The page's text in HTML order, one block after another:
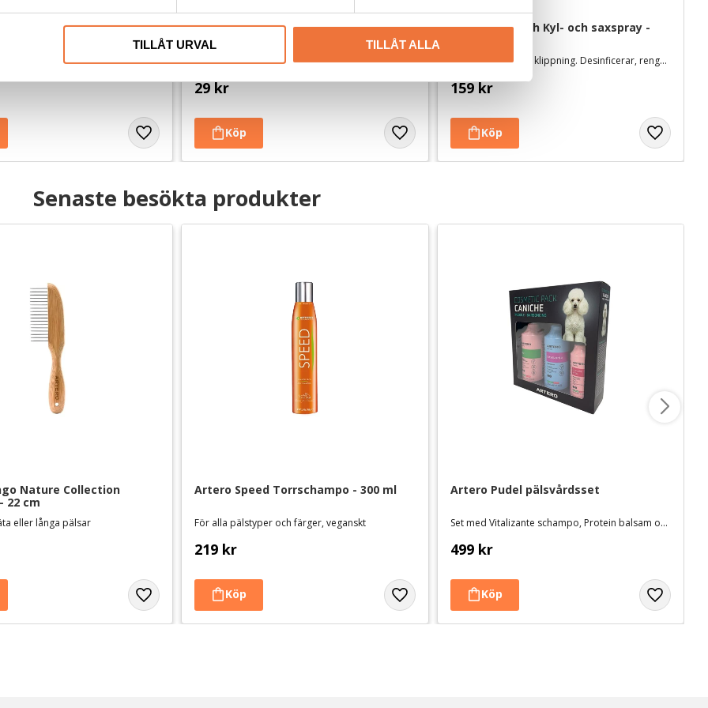
TILLÅT URVAL TILLÅT ALLA
Öronskydd i frotté 3-
ljud. Set med tre storlekar
Dogman bajspåsar med knythandtag
50-pack - Svart
22,5 x 28 cm
29kr
Artero Oil Fresh Kyl- och saxspray -
Kyler skäret under klippning. Desinficerar, rengör och smörjer skär och saxar.
159kr
Senaste besökta produkter
Nature Collection
22 cm
eller långa pälsar
Artero Speed Torrschampo - 300 ml
För alla pälstyper och färger, veganskt
219 kr
Artero Pudel pälsvårdsset
Set med Vitalizante schampo, Protein balsam och Mix balsamspray
499 kr